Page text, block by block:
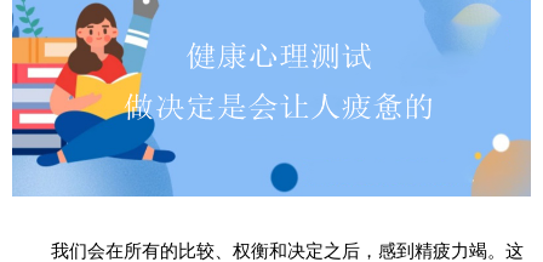
我们会在所有的比较、权衡和决定之后，感到精疲力竭。这